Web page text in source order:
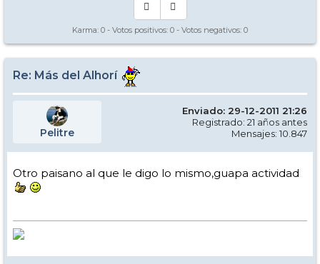
Karma: 0 - Votos positivos: 0 - Votos negativos: 0
Re: Más del Alhorí
Pelitre
Enviado: 29-12-2011 21:26
Registrado: 21 años antes
Mensajes: 10.847
Otro paisano al que le digo lo mismo,guapa actividad